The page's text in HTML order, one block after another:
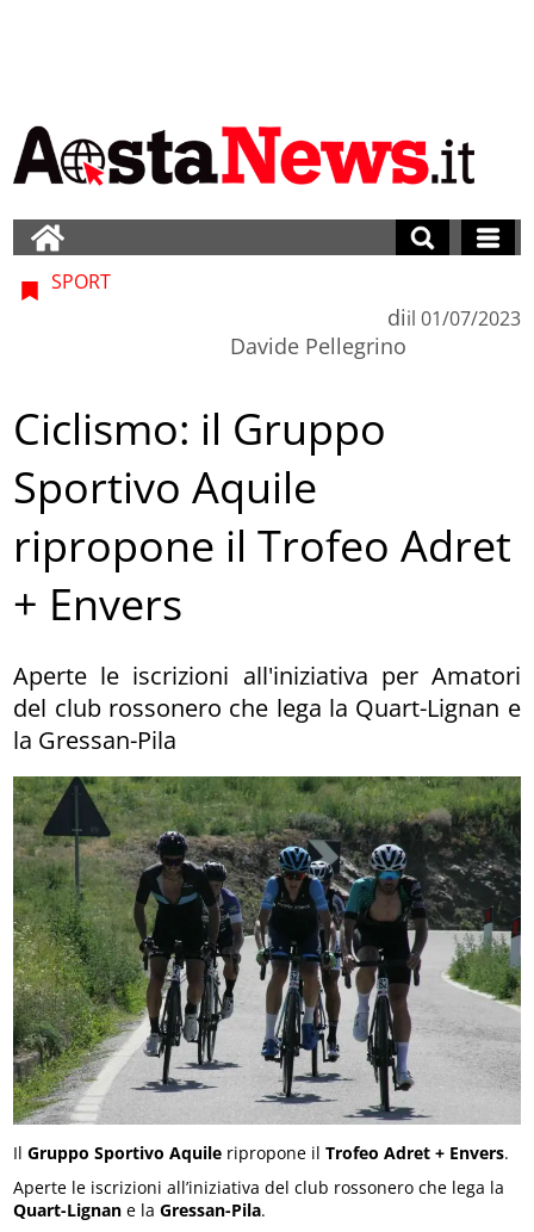
SPORT
di
Davide Pellegrino
il 01/07/2023
Ciclismo: il Gruppo
Sportivo Aquile
ripropone il Trofeo Adret
+ Envers
Aperte le iscrizioni all'iniziativa per Amatori
del club rossonero che lega la Quart-Lignan e
la Gressan-Pila
IlGruppo Sportivo Aquile ripropone ilTrofeo Adret + Envers.
Aperte le iscrizioni all’iniziativa del club rossonero che lega la
Quart-Lignan e laGressan-Pila.